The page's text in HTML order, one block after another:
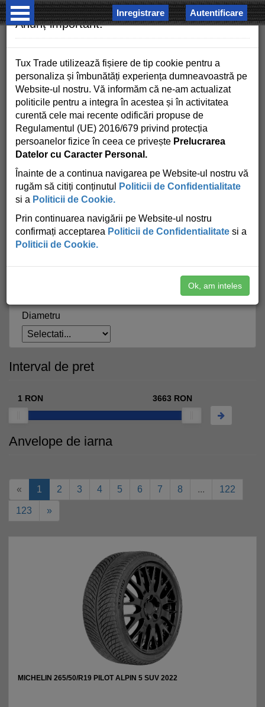
Inregistrare Autentificare
COSUL MEU
0 produse - 0.00 RON
Producator
Latime
Diametru
Interval de pret
1 RON 3663 RON
Anvelope de iarna
« 1 2 3 4 5 6 7 8 ... 122
123 »
MICHELIN 265/50/R19 PILOT ALPIN 5 SUV 2022
×
Anunț important!
Tux Trade utilizează fișiere de tip cookie pentru a
personaliza și îmbunătăți experiența dumneavoastră pe
Website-ul nostru. Vă informăm că ne-am actualizat
politicile pentru a integra în acestea și în activitatea
curentă cele mai recente odificări propuse de
Regulamentul (UE) 2016/679 privind protecția
persoanelor fizice în ceea ce privește Prelucrarea
Datelor cu Caracter Personal.
Înainte de a continua navigarea pe Website-ul nostru vă
rugăm să citiți conținutul
Politicii de Confidentialitate
si a Politicii de Cookie.
Prin continuarea navigării pe Website-ul nostru
confirmați acceptarea Politicii de Confidentialitate si a
Politicii de Cookie.
Ok, am inteles